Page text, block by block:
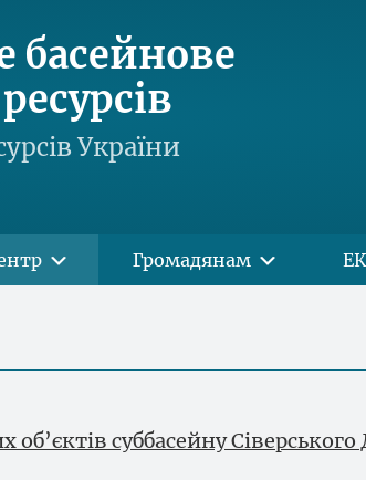
басейнове
України
Громадянам
об’єктів суббасейну Сіверського